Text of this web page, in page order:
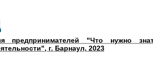
предпринимателей "Что нужно
г. Барнаул, 2023